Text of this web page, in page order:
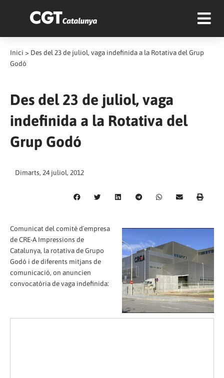
Inici > Des del 23 de juliol, vaga indefinida a la Rotativa del Grup
Godó
Des del 23 de juliol, vaga
indefinida a la Rotativa del
Grup Godó
Dimarts, 24 juliol, 2012
Comunicat del comitè d´empresa
de CRE-A Impressions de
Catalunya, la rotativa de Grupo
Godó i de diferents mitjans de
comunicació, on anuncien
convocatòria de vaga indefinida: